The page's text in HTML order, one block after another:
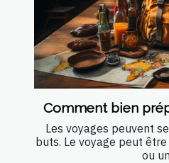
Comment bien
Les voyages peuvent
buts. Le voyage peut
ou